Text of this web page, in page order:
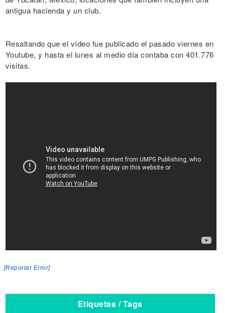
antigua hacienda y un club.
Resaltando que el vídeo fue publicado el pasado viernes en
Youtube, y hasta el lunes al medio día contaba con 401.776
visitas.
[Reportar Error]
Etiquetas / Tags